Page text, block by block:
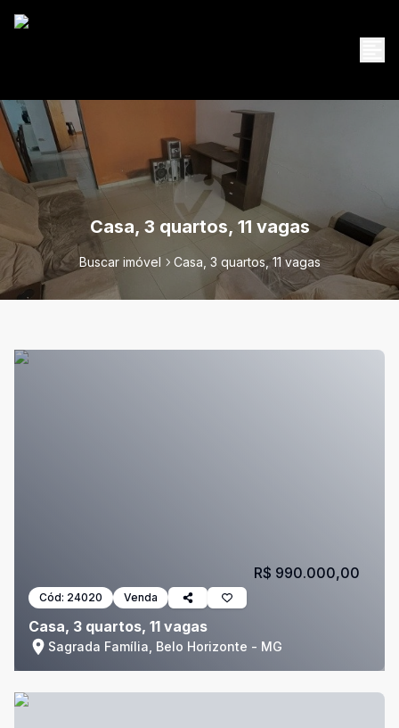
Casa, 3 quartos, 11 vagas
Buscar imóvel Casa, 3 quartos, 11 vagas
Cód: 24020 Venda
Casa, 3 quartos, 11 vagas
Sagrada Família, Belo Horizonte - MG
R$ 990.000,00